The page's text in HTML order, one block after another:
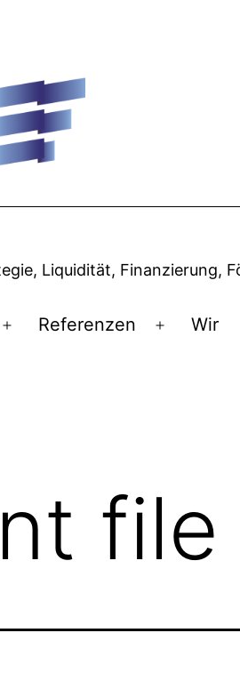
Liquidität, Finanzierung,
Menü
Referenzen
Menü
Wir
file